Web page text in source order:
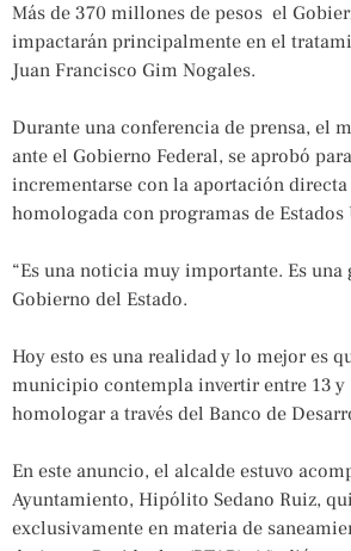
Más de 370 millones de pesos el
impactarán principalmente en el
Juan Francisco Gim Nogales.
Durante una conferencia de prensa, el
ante el Gobierno Federal, se aprobó
incrementarse con la aportación
homologada con programas de Estados
“Es una noticia muy importante. Es
Gobierno del Estado.
Hoy esto es una realidad y lo mejor es
municipio contempla invertir entre 13 y
homologar a través del Banco de
En este anuncio, el alcalde estuvo
Ayuntamiento, Hipólito Sedano Ruiz,
exclusivamente en materia de